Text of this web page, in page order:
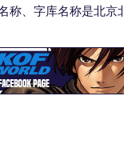
称、字库名称是北京